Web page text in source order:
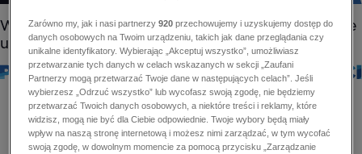
Zarówno my, jak i nasi partnerzy920 przechowujemy i uzyskujemy dostęp do
danych osobowych na Twoim urządzeniu, takich jak dane przeglądania czy
unikalne identyfikatory. Wybierając „Akceptuj wszystko”, umożliwiasz
przetwarzanie tych danych w celach wskazanych w sekcji „Zaufani
Partnerzy mogą przetwarzać Twoje dane w następujących celach”. Jeśli
wybierzesz „Odrzuć wszystko” lub wycofasz swoją zgodę, nie będziemy
przetwarzać Twoich danych osobowych, a niektóre treści i reklamy, które
widzisz, mogą nie być dla Ciebie odpowiednie. Twoje wybory będą miały
wpływ na naszą stronę internetową i możesz nimi zarządzać, w tym wycofać
swoją zgodę, w dowolnym momencie za pomocą przycisku „Zarządzanie